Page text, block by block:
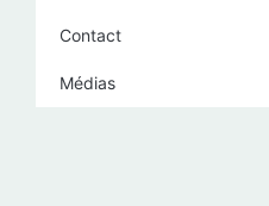
Contact
Médias